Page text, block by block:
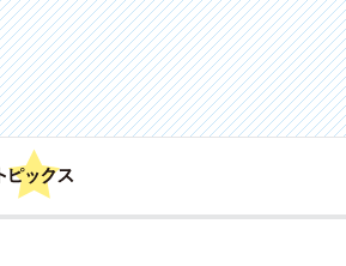
カードリスト